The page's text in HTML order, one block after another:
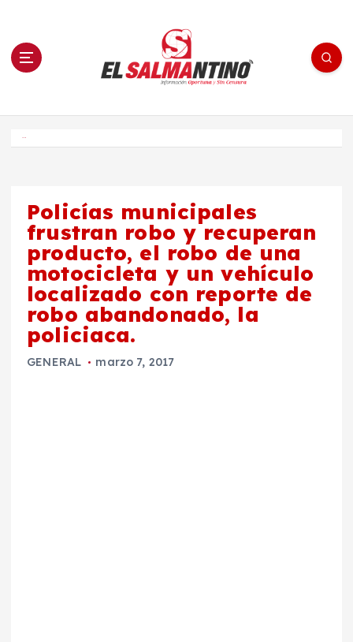
n El Salmantino - medios/noticias/editorial
Policías municipales
frustran robo y recuperan
producto, el robo de una
motocicleta y un vehículo
localizado con reporte de
robo abandonado, la
policiaca.
GENERAL marzo 7, 2017